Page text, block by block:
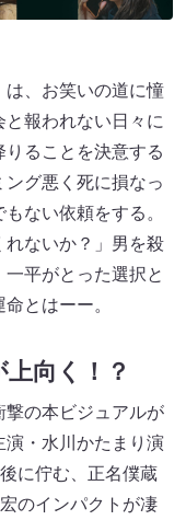
は、お笑いの道に憧
報われない日々に
ることを決意する
グ悪く死に損なっ
ない依頼をする。
れないか？」男を殺
平がとった選択と
とはーー。
向く！？
撃の本ビジュアルが
演・水川かたまり演
に佇む、正名僕蔵
のインパクトが凄